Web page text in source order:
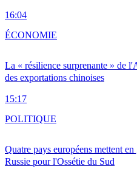
16:04
La « résilience surprenante » de
des exportations chinoises
15:17
ÉCONOMIE
Quatre pays européens mettent
Russie pour l'Ossétie du Sud
POLITIQUE